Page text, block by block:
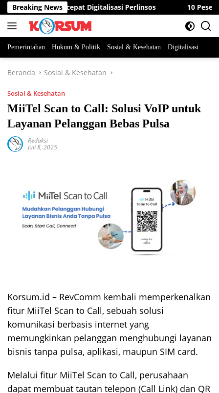
Langsung
ke
konten
Breaking News
ASN Percepat Digitalisasi Perlinsos 10 Peserta
Pemerintahan Hukum & Politik Sosial & Kesehatan Digitalisasi
Beranda Sosial & Kesehatan
Sosial & Kesehatan
MiiTel Scan to Call: Solusi VoIP untuk
Layanan Pelanggan Bebas Pulsa
Redaksi
Juli 8, 2025
Korsum.id – RevComm kembali memperkenalkan
fitur MiiTel Scan to Call, sebuah solusi
komunikasi berbasis internet yang
memungkinkan pelanggan menghubungi layanan
bisnis tanpa pulsa, aplikasi, maupun SIM card.
Melalui fitur MiiTel Scan to Call, perusahaan
dapat membuat tautan telepon (Call Link) dan QR